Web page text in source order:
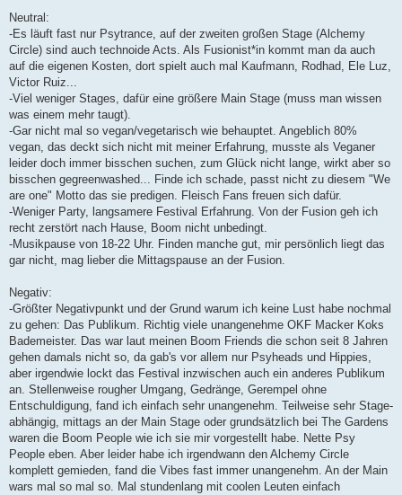
Neutral:
-Es läuft fast nur Psytrance, auf der zweiten großen Stage (Alchemy
Circle) sind auch technoide Acts. Als Fusionist*in kommt man da auch
auf die eigenen Kosten, dort spielt auch mal Kaufmann, Rodhad, Ele Luz,
Victor Ruiz...
-Viel weniger Stages, dafür eine größere Main Stage (muss man wissen
was einem mehr taugt).
-Gar nicht mal so vegan/vegetarisch wie behauptet. Angeblich 80%
vegan, das deckt sich nicht mit meiner Erfahrung, musste als Veganer
leider doch immer bisschen suchen, zum Glück nicht lange, wirkt aber so
bisschen gegreenwashed... Finde ich schade, passt nicht zu diesem "We
are one" Motto das sie predigen. Fleisch Fans freuen sich dafür.
-Weniger Party, langsamere Festival Erfahrung. Von der Fusion geh ich
recht zerstört nach Hause, Boom nicht unbedingt.
-Musikpause von 18-22 Uhr. Finden manche gut, mir persönlich liegt das
gar nicht, mag lieber die Mittagspause an der Fusion.
Negativ:
-Größter Negativpunkt und der Grund warum ich keine Lust habe nochmal
zu gehen: Das Publikum. Richtig viele unangenehme OKF Macker Koks
Bademeister. Das war laut meinen Boom Friends die schon seit 8 Jahren
gehen damals nicht so, da gab's vor allem nur Psyheads und Hippies,
aber irgendwie lockt das Festival inzwischen auch ein anderes Publikum
an. Stellenweise rougher Umgang, Gedränge, Gerempel ohne
Entschuldigung, fand ich einfach sehr unangenehm. Teilweise sehr Stage-
abhängig, mittags an der Main Stage oder grundsätzlich bei The Gardens
waren die Boom People wie ich sie mir vorgestellt habe. Nette Psy
People eben. Aber leider habe ich irgendwann den Alchemy Circle
komplett gemieden, fand die Vibes fast immer unangenehm. An der Main
wars mal so mal so. Mal stundenlang mit coolen Leuten einfach